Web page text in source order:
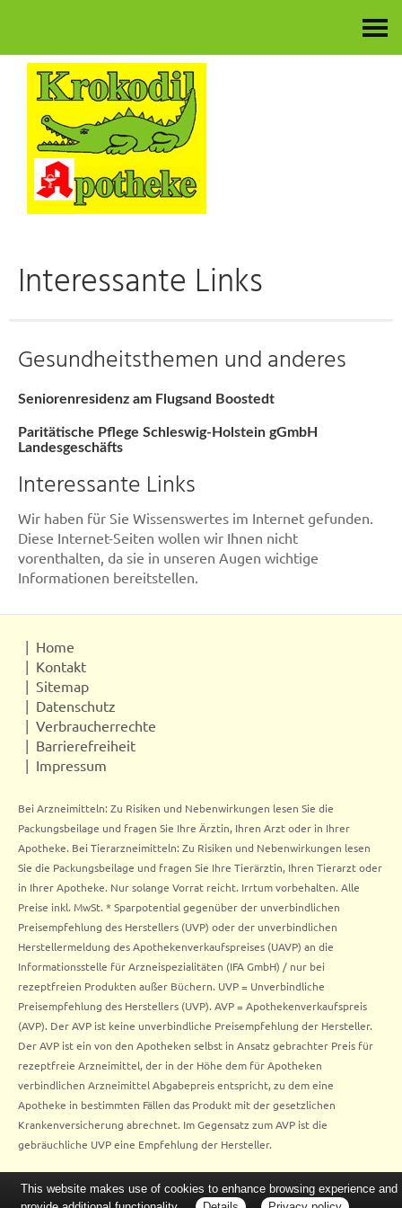
Interessante Links
Gesundheitsthemen und anderes
Seniorenresidenz am Flugsand Boostedt
Paritätische Pflege Schleswig-Holstein gGmbH
Landesgeschäfts
Interessante Links
Wir haben für Sie Wissenswertes im Internet gefunden.
Diese Internet-Seiten wollen wir Ihnen nicht
vorenthalten, da sie in unseren Augen wichtige
Informationen bereitstellen.
Home
Kontakt
Sitemap
Datenschutz
Verbraucherrechte
Barrierefreiheit
Impressum
Bei Arzneimitteln: Zu Risiken und Nebenwirkungen lesen Sie die
Packungsbeilage und fragen Sie Ihre Ärztin, Ihren Arzt oder in Ihrer
Apotheke. Bei Tierarzneimitteln: Zu Risiken und Nebenwirkungen lesen
Sie die Packungsbeilage und fragen Sie Ihre Tierärztin, Ihren Tierarzt oder
in Ihrer Apotheke. Nur solange Vorrat reicht. Irrtum vorbehalten. Alle
Preise inkl. MwSt. * Sparpotential gegenüber der unverbindlichen
Preisempfehlung des Herstellers (UVP) oder der unverbindlichen
Herstellermeldung des Apothekenverkaufspreises (UAVP) an die
Informationsstelle für Arzneispezialitäten (IFA GmbH) / nur bei
rezeptfreien Produkten außer Büchern. UVP = Unverbindliche
Preisempfehlung des Herstellers (UVP). AVP = Apothekenverkaufspreis
(AVP). Der AVP ist keine unverbindliche Preisempfehlung der Hersteller.
Der AVP ist ein von den Apotheken selbst in Ansatz gebrachter Preis für
rezeptfreie Arzneimittel, der in der Höhe dem für Apotheken
verbindlichen Arzneimittel Abgabepreis entspricht, zu dem eine
Apotheke in bestimmten Fällen das Produkt mit der gesetzlichen
Krankenversicherung abrechnet. Im Gegensatz zum AVP ist die
gebräuchliche UVP eine Empfehlung der Hersteller.
This website makes use of cookies to enhance browsing experience and